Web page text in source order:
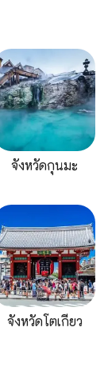
จังหวัดกุนมะ
จังหวัดโตเกียว